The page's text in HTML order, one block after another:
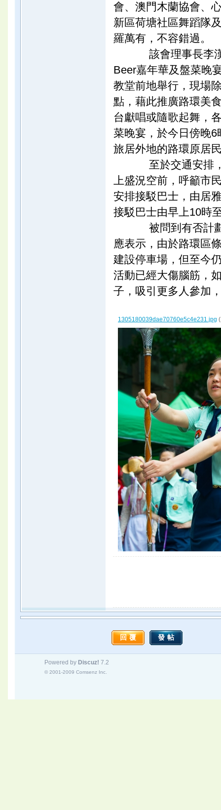
會、澳門木蘭協會、
新區荷塘社區舞蹈隊
羅萬有，不容錯過。
該會理事長李漢
Beer嘉年華及盤菜晚
教堂前地舉行，現場
點，藉此推廣路環美
台獻唱或隨歌起舞，
菜晚宴，於今日傍晚
旅居外地的路環原居
至於交通安排，
上盛況空前，呼籲市
安排接駁巴士，由居
接駁巴士由早上10時
被問到有否計劃
應表示，由於路環區
建設停車場，但至今
活動已經大傷腦筋，
子，吸引更多人參加
1305180039dae70760e5c4e231.jpg
回覆 發帖
Powered by Discuz! 7.2
© 2001-2009 Comsenz Inc.